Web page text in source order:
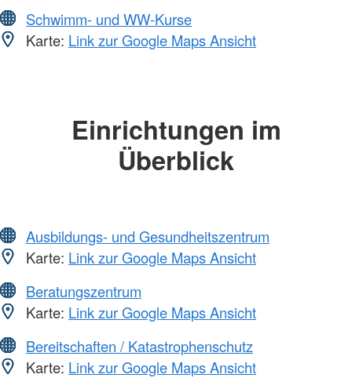
Schwimm- und WW-Kurse
Karte: Link zur Google Maps Ansicht
Einrichtungen im
Überblick
Ausbildungs- und Gesundheitszentrum
Karte: Link zur Google Maps Ansicht
Beratungszentrum
Karte: Link zur Google Maps Ansicht
Bereitschaften / Katastrophenschutz
Karte: Link zur Google Maps Ansicht